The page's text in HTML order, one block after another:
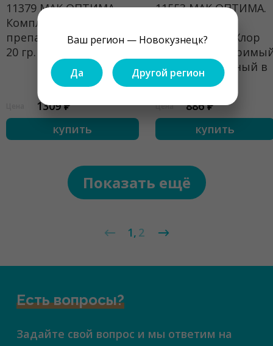
Ваш регион — Новокузнецк?
Да Другой регион
11379 МАК ОПТИМА.
Комплексный
препарат таблетки по
20 гр. 1 кг.
1309 ₽
купить
11553 МАК ОПТИМА.
дезинфекция. Хлор
гранулированный в
пакетах. 480 г
Цена
886 ₽
купить
Показать ещё
1 2
Есть вопросы?
Задайте свой вопрос и мы ответим на